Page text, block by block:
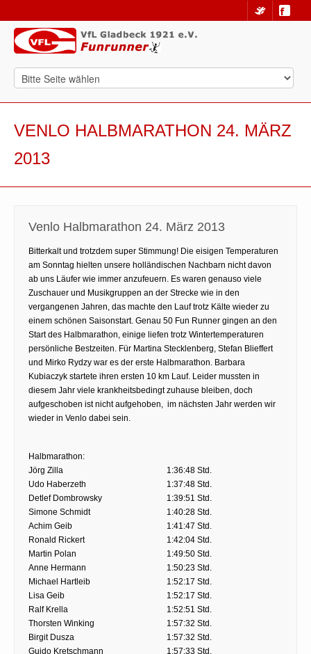
VENLO HALBMARATHON 24. MÄRZ
2013
Venlo Halbmarathon 24. März 2013
Bitterkalt und trotzdem super Stimmung! Die eisigen Temperaturen
am Sonntag hielten unsere holländischen Nachbarn nicht davon
ab uns Läufer wie immer anzufeuern. Es waren genauso viele
Zuschauer und Musikgruppen an der Strecke wie in den
vergangenen Jahren, das machte den Lauf trotz Kälte wieder zu
einem schönen Saisonstart. Genau 50 Fun Runner gingen an den
Start des Halbmarathon, einige liefen trotz Wintertemperaturen
persönliche Bestzeiten. Für Martina Stecklenberg, Stefan Blieffert
und Mirko Rydzy war es der erste Halbmarathon. Barbara
Kubiaczyk startete ihren ersten 10 km Lauf. Leider mussten in
diesem Jahr viele krankheitsbedingt zuhause bleiben, doch
aufgeschoben ist nicht aufgehoben, im nächsten Jahr werden wir
wieder in Venlo dabei sein.
Halbmarathon:
Jörg Zilla
1:36:48 Std.
Udo Haberzeth
1:37:48 Std.
Detlef Dombrowsky
1:39:51 Std.
Simone Schmidt
1:40:28 Std.
Achim Geib
1:41:47 Std.
Ronald Rickert
1:42:04 Std.
Martin Polan
1:49:50 Std.
Anne Hermann
1:50:23 Std.
Michael Hartleib
1:52:17 Std.
Lisa Geib
1:52:17 Std.
Ralf Krella
1:52:51 Std.
Thorsten Winking
1:57:32 Std.
Birgit Dusza
1:57:32 Std.
Guido Kretschmann
1:57:33 Std.